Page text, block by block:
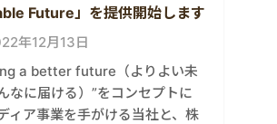
Future」を提供開始します
年12月13日
a better future（よりよい未
なに届ける）”をコンセプトに
ィア事業を手がける当社と、株